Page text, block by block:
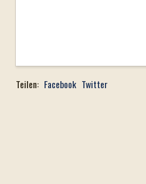
Teilen: Facebook Twitter